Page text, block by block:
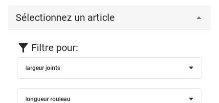
Sélectionnez un article
Filtre pour:
largeur joints
longueur rouleau